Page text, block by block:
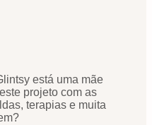
está uma mãe
projeto com as
terapias e muita